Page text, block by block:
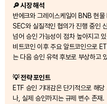
🔎 시장 해석
반에크와 그레이스케일이 BNB 현
SEC와 실질적인 협의가 진행 중인
넘어 승인 가능성이 점차 높아지고
비트코인 이후 주요 알트코인으로
는 다음 승인 유력 후보로 부상하고
💡 전략 포인트
ETF 승인 기대감은 단기적으로 해
나, 실제 승인까지는 규제 변수 존재.